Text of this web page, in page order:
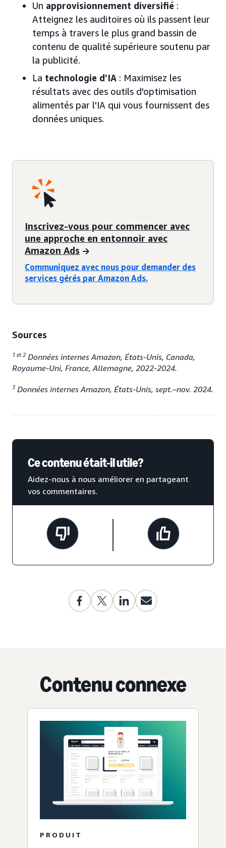
Un approvisionnement diversifié :
Atteignez les auditoires où ils passent leur
temps à travers le plus grand bassin de
contenu de qualité supérieure soutenu par
la publicité.
La technologie d’IA : Maximisez les
résultats avec des outils d'optimisation
alimentés par l'IA qui vous fournissent des
données uniques.
Inscrivez-vous pour commencer avec
une approche en entonnoir avec
Amazon Ads
Communiquez avec nous pour demander des
services gérés par Amazon Ads.
Sources
1 et 2 Données internes Amazon, États-Unis, Canada,
Royaume-Uni, France, Allemagne, 2022-2024.
3 Données internes Amazon, États-Unis, sept.–nov. 2024.
Ce contenu était-il utile?
Aidez-nous à nous améliorer en partageant
vos commentaires.
Contenu connexe
PRODUIT